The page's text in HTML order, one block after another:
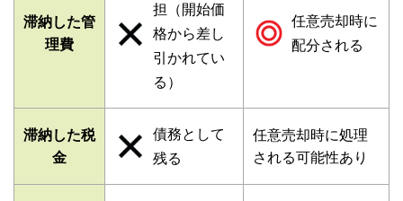
滞納した管
理費
担（開始価
格から差し
引かれてい
る）
任意売却時に
配分される
滞納した税
金
債務として
残る
任意売却時に処理
される可能性あり